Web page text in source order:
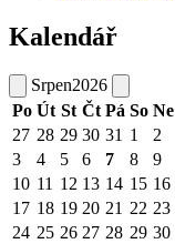
Kalendář
Srpen2026
Po Út St Čt Pá So Ne
27 28 29 30 31 1
2
3
4 5 6 7 8
9
10 11 12 13 14 15 16
17 18 19 20 21 22 23
24 25 26 27 28 29 30